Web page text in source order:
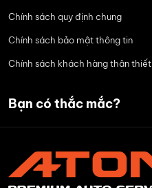
Chính sách quy định chung
Chính sách bảo mật thông tin
Chính sách khách hàng thân thiết
Bạn có thắc mắc?